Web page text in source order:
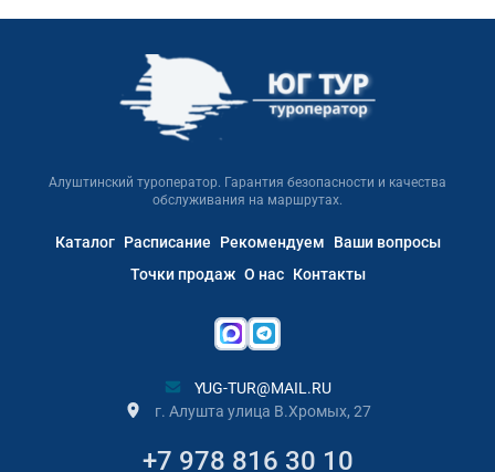
Алуштинский туроператор. Гарантия безопасности и качества
обслуживания на маршрутах.
Каталог Расписание Рекомендуем
Ваши вопросы
Точки продаж О нас Контакты
YUG-TUR@MAIL.RU
г. Алушта улица В.Хромых, 27
+7 978 816 30 10